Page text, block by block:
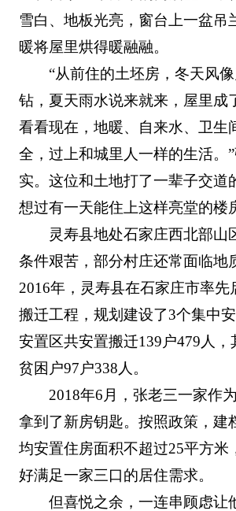
雪白、地板光亮，窗台上一盆吊
暖将屋里烘得暖融融。
“从前住的土坯房，冬天风
钻，夏天雨水说来就来，屋里成
看看现在，地暖、自来水、卫生
全，过上和城里人一样的生活。
实。这位和土地打了一辈子交道
想过有一天能住上这样亮堂的楼
灵寿县地处石家庄西北部山
条件艰苦，部分村庄还常面临地
2016年，灵寿县在石家庄市率先
搬迁工程，规划建设了3个集中
安置区共安置搬迁139户479人，
贫困户97户338人。
2018年6月，张老三一家作
拿到了新房钥匙。按照政策，建
均安置住房面积不超过25平方米
好满足一家三口的居住需求。
但喜悦之余，一连串顾虑让